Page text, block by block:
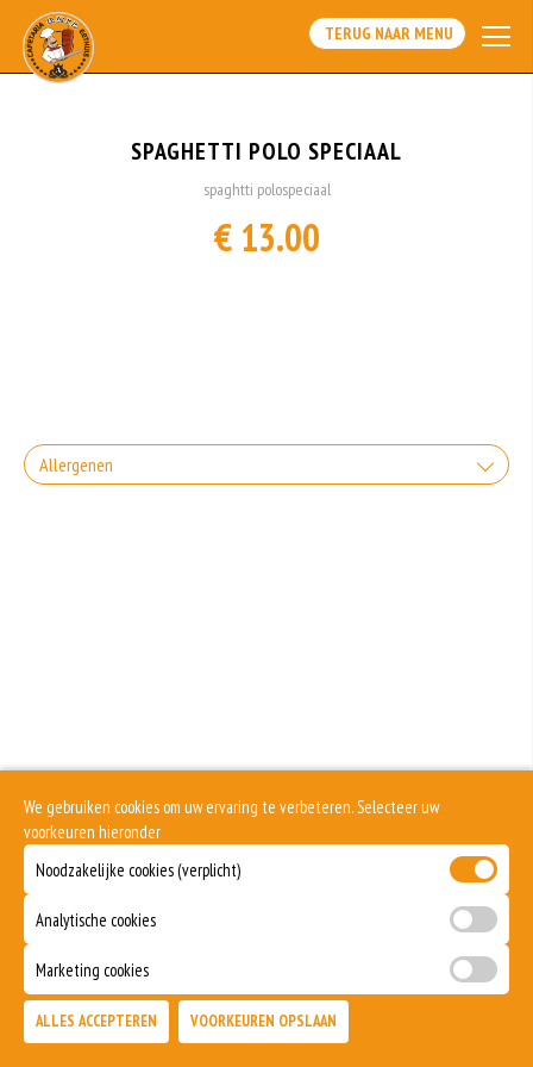
TERUG NAAR MENU
SPAGHETTI POLO SPECIAAL
spaghtti polospeciaal
€ 13.00
Allergenen
We gebruiken cookies om uw ervaring te verbeteren. Selecteer uw
voorkeuren hieronder
Noodzakelijke cookies (verplicht)
Analytische cookies
Marketing cookies
ALLES ACCEPTEREN VOORKEUREN OPSLAAN